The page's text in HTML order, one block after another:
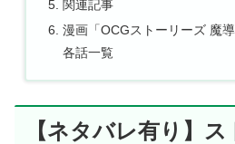
関連記事
漫画「OCGストーリーズ 魔
各話一覧
【ネタバレ有り】